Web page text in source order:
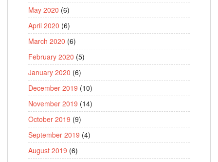
May 2020 (6)
April 2020 (6)
March 2020 (6)
February 2020 (5)
January 2020 (6)
December 2019 (10)
November 2019 (14)
October 2019 (9)
September 2019 (4)
August 2019 (6)